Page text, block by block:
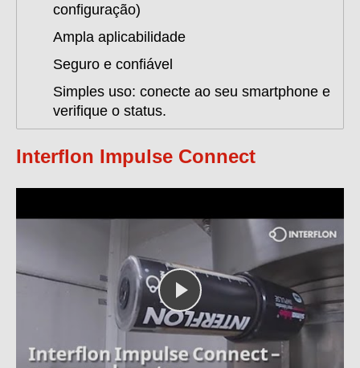
configuração)
Ampla aplicabilidade
Seguro e confiável
Simples uso: conecte ao seu smartphone e
verifique o status.
Interflon Impulse Connect